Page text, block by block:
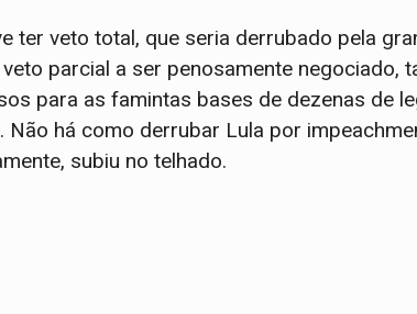
ter veto total, que seria derrubado pela
parcial a ser penosamente negociado,
para as famintas bases de dezenas de
há como derrubar Lula por
subiu no telhado.